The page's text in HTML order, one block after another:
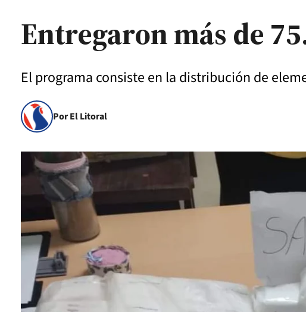
Entregaron más de
El programa consiste en la distribución de
Por El Litoral